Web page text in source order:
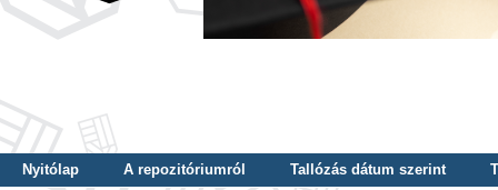
Nyitólap A repozitóriumról Tallózás dátum szerint